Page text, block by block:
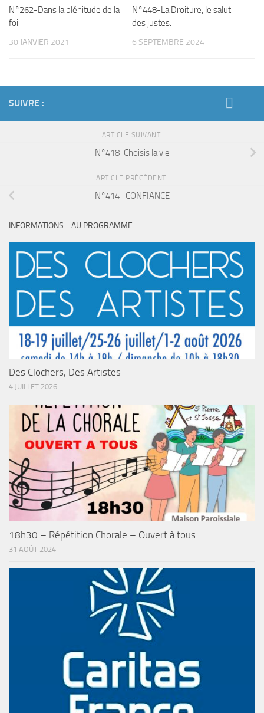
N°262-Dans la plénitude de la
foi
30 JANVIER 2021
N°448-La Droiture, le salut
des justes.
6 SEPTEMBRE 2024
SUIVRE :
ARTICLE SUIVANT
N°418-Choisis la vie
ARTICLE PRÉCÉDENT
N°414- CONFIANCE
INFORMATIONS… AU PROGRAMME :
Des Clochers, Des Artistes
4 JUILLET 2026
18h30 – Répétition Chorale – Ouvert à tous
31 AOÛT 2024